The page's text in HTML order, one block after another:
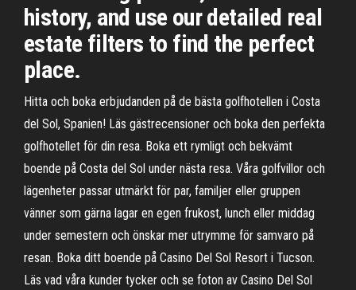
history, and use our detailed real
estate filters to find the perfect
place.
Hitta och boka erbjudanden på de bästa golfhotellen i Costa
del Sol, Spanien! Läs gästrecensioner och boka den perfekta
golfhotellet för din resa. Boka ett rymligt och bekvämt
boende på Costa del Sol under nästa resa. Våra golfvillor och
lägenheter passar utmärkt för par, familjer eller gruppen
vänner som gärna lagar en egen frukost, lunch eller middag
under semestern och önskar mer utrymme för samvaro på
resan. Boka ditt boende på Casino Del Sol Resort i Tucson.
Läs vad våra kunder tycker och se foton av Casino Del Sol